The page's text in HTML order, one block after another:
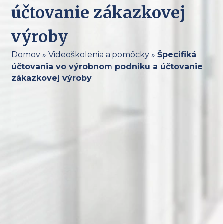
účtovanie zákazkovej
výroby
Domov» Videoškolenia a pomôcky» Špecifiká
účtovania vo výrobnom podniku a účtovanie
zákazkovej výroby